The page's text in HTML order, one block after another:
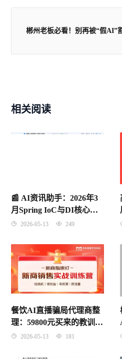
郴州老板必看！别再被“假AI”
相关阅读
📰 AI资讯助手：2026年3
月Spring IoC与DI核心概
念深度解析
2026-05-13 249
餐饮AI直播骗局代理商整
理：59800元买来的教训，
别让你的血汗钱打了水漂
2026-05-13 181